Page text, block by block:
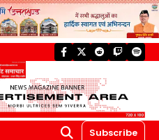
facebook
twitterreddittwitch
Subscribe